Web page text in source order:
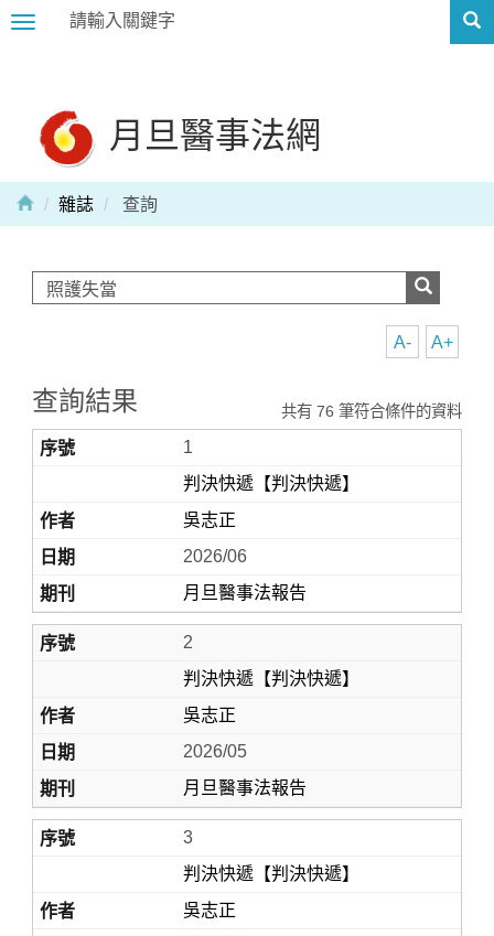
Toggle
月旦醫事法網
Home
雜誌 查詢
A+
A-
查詢結果 共有 76 筆符合條件的資料
1
判決快遞【判決快遞】
吳志正
2026/06
月旦醫事法報告
2
判決快遞【判決快遞】
吳志正
2026/05
月旦醫事法報告
3
判決快遞【判決快遞】
吳志正